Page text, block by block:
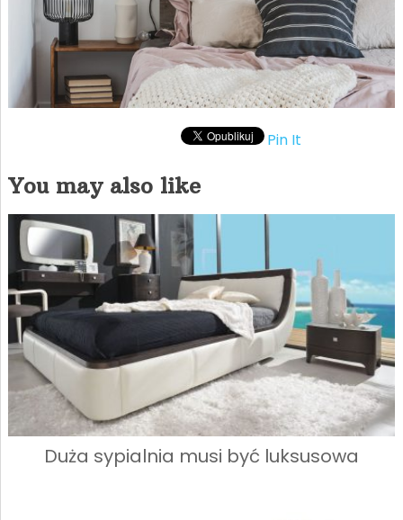
Pin It
You may also like
Duża sypialnia musi być luksusowa